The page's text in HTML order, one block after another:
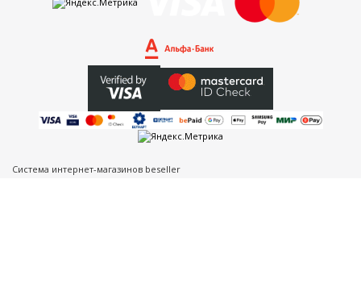
Система интернет-магазинов beseller